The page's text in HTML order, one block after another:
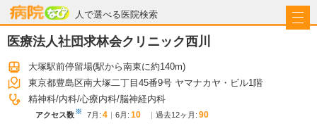
人で選べる医院検索
病院なび
医療法人社団求林会クリニック西川
大塚駅前停留場(駅から南東に約140m)
東京都豊島区南大塚二丁目45番9号 ヤマナカヤ・ビル1階
精神科 内科 心療内科 脳神経内科
アクセス数※ 7月 : 4 6月 : 10 過去12ヶ月: 90